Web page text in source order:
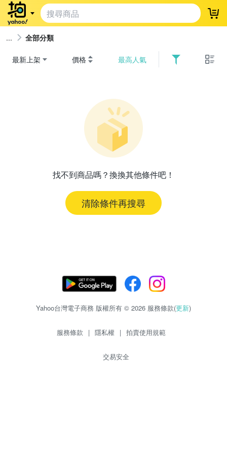
登
全部分類
最新上架 價格 最高人氣
找不到商品嗎？換換其他條件吧！
清除條件再搜尋
Yahoo台灣電子商務 版權所有 © 2026 服務條款(更新)
服務條款 | 隱私權 | 拍賣使用規範
交易安全